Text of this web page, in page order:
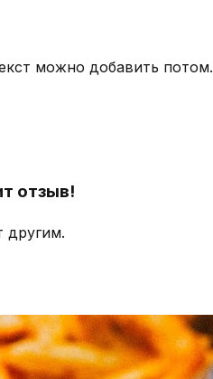
можно добавить потом.
отзыв!
другим.